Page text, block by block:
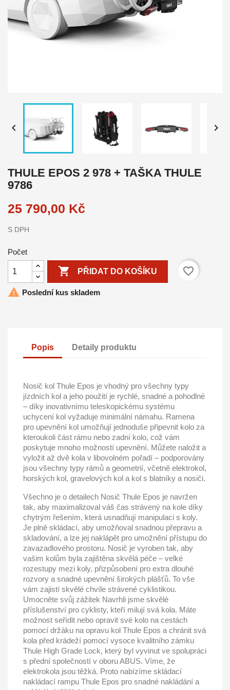
 
THULE EPOS 2 978 + TAŠKA THULE
9786
25 790,00 Kč
S DPH
Počet
 PŘIDAT DO KOŠÍKU
favorite_border
 Poslední kus skladem
Popis Detaily produktu
Nosič kol Thule Epos je vhodný pro všechny typy
jízdních kol a jeho použití je rychlé, snadné a pohodlné
– díky inovativnímu teleskopickému systému
uchycení kol vyžaduje minimální námahu. Ramena
pro upevnění kol umožňují jednoduše připevnit kolo za
kteroukoli část rámu nebo zadní kolo, což vám
poskytuje mnoho možností upevnění. Můžete naložit a
vyložit až dvě kola v libovolném pořadí – podporovány
jsou všechny typy rámů a geometrií, včetně elektrokol,
horských kol, gravelových kol a kol s blatníky a nosiči.
Všechno je o detailech Nosič Thule Epos je navržen
tak, aby maximalizoval váš čas strávený na kole díky
chytrým řešením, která usnadňují manipulaci s koly.
Je plně skládací, aby umožňoval snadnou přepravu a
skladování, a lze jej naklápět pro umožnění přístupu do
zavazadlového prostoru. Nosič je vyroben tak, aby
vašim kolům byla zajištěna skvělá péče – velké
rozestupy mezi koly, přizpůsobení pro extra dlouhé
rozvory a snadné upevnění širokých plášťů. To vše
vám zajistí skvělé chvíle strávené cyklistikou.
Umocněte svůj zážitek Navrhli jsme skvělé
příslušenství pro cyklisty, kteří milují svá kola. Máte
možnost seřídit nebo opravit své kolo na cestách
pomocí držáku na opravu kol Thule Epos a chránit svá
kola před krádeží pomocí vysoce kvalitního zámku
Thule High Grade Lock, který byl vyvinut ve spolupráci
s přední společností v oboru ABUS. Víme, že
elektrokola jsou těžká. Proto nabízíme skládací
nakládací rampu Thule Epos pro snadné nakládání a